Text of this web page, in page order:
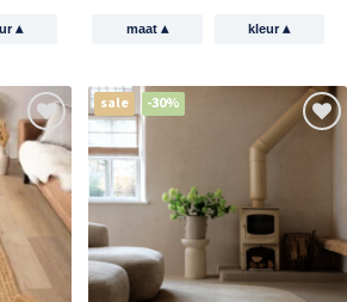
▴ maat ▴ kleur▴
sale -30%